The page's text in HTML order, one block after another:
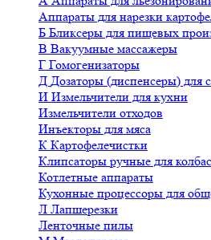
Аппараты для нарезки
Б Бликсеры для пищевых
В Вакуумные массажеры
Г Гомогенизаторы
Д Дозаторы (диспенсеры) для
И Измельчители для кухни
Измельчители отходов
Инъекторы для мяса
К Картофелечистки
Клипсаторы ручные для
Котлетные аппараты
Кухонные процессоры для
Л Лапшерезки
Ленточные пилы